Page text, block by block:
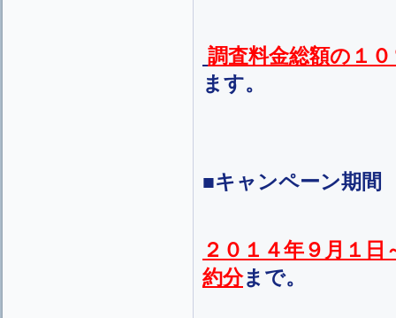
調査料金総額の１０
ます。
■キャンペーン期間
２０１４年９月１
約分まで。